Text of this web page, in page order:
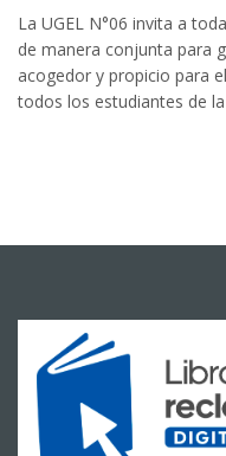
La UGEL N°06 invita a
de manera conjunta para
acogedor y propicio para
todos los estudiantes de